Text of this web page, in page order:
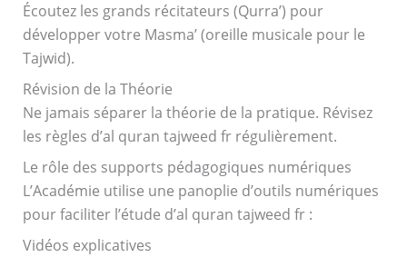
Écoutez les grands récitateurs (Qurra’) pour
développer votre Masma’ (oreille musicale pour le
Tajwid).
Révision de la Théorie
Ne jamais séparer la théorie de la pratique. Révisez
les règles d’al quran tajweed fr régulièrement.
Le rôle des supports pédagogiques numériques
L’Académie utilise une panoplie d’outils numériques
pour faciliter l’étude d’al quran tajweed fr :
Vidéos explicatives